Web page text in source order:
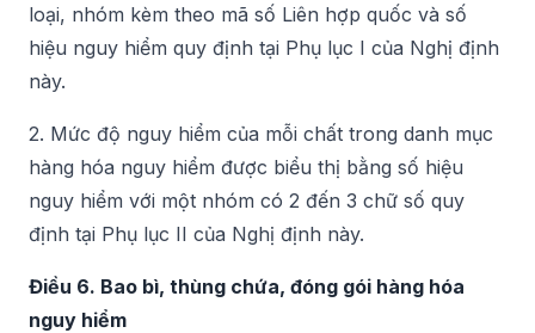
loại, nhóm kèm theo mã số Liên hợp quốc và số
hiệu nguy hiểm quy định tại Phụ lục I của Nghị định
này.
2. Mức độ nguy hiểm của mỗi chất trong danh mục
hàng hóa nguy hiểm được biểu thị bằng số hiệu
nguy hiểm với một nhóm có 2 đến 3 chữ số quy
định tại Phụ lục II của Nghị định này.
Điều 6. Bao bì, thùng chứa, đóng gói hàng hóa
nguy hiểm